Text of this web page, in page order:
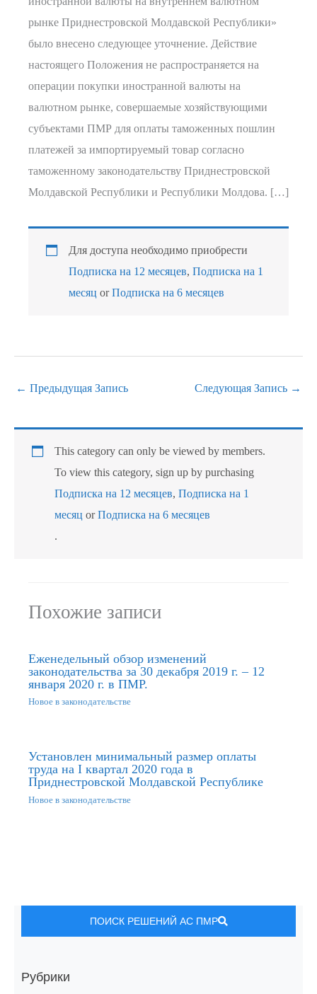
рынке Приднестровской Молдавской Республики»
было внесено следующее уточнение. Действие
настоящего Положения не распространяется на
операции покупки иностранной валюты на
валютном рынке, совершаемые хозяйствующими
субъектами ПМР для оплаты таможенных пошлин
платежей за импортируемый товар согласно
таможенному законодательству Приднестровской
Молдавской Республики и Республики Молдова. […]
Для доступа необходимо приобрести
Подписка на 12 месяцев,Подписка на 1
месяц orПодписка на 6 месяцев
← Предыдущая Запись Следующая Запись →
This category can only be viewed by members.
To view this category, sign up by purchasing
Подписка на 12 месяцев,Подписка на 1
месяц orПодписка на 6 месяцев
.
Похожие записи
Еженедельный обзор изменений
законодательства за 30 декабря 2019 г. – 12
января 2020 г. в ПМР.
Новое в законодательстве
Установлен минимальный размер оплаты
труда на I квартал 2020 года в
Приднестровской Молдавской Республике
Новое в законодательстве
ПОИСК РЕШЕНИЙ АС ПМР
Рубрики